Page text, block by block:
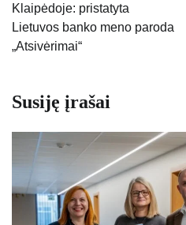
įrašų
Klaipėdoje: pristatyta
Lietuvos banko meno paroda
„Atsivėrimai“
Susiję įrašai